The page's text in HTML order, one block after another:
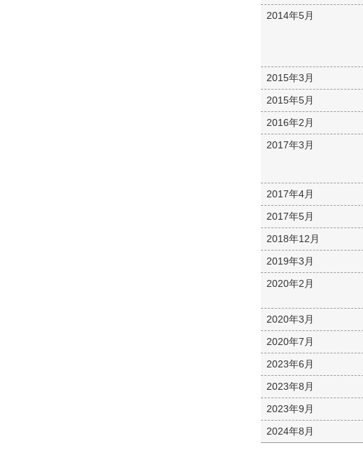
2014年5月
2015年3月
2015年5月
2016年2月
2017年3月
2017年4月
2017年5月
2018年12月
2019年3月
2020年2月
2020年3月
2020年7月
2023年6月
2023年8月
2023年9月
2024年8月